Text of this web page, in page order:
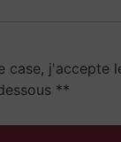
case, j'accepte
**